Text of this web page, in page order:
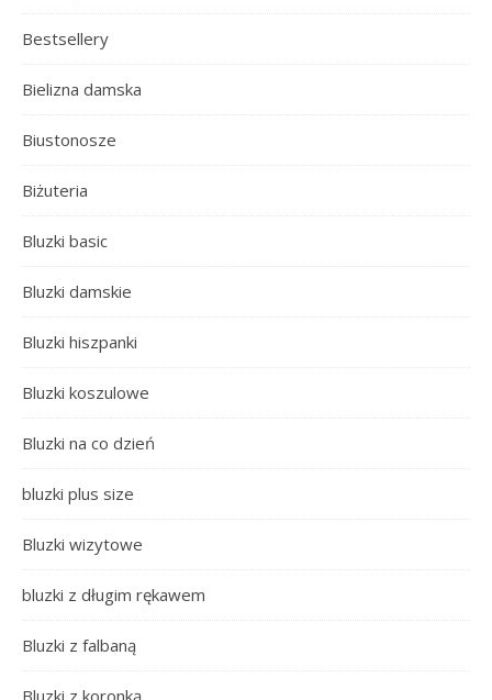
Bestsellery
Bielizna damska
Biustonosze
Biżuteria
Bluzki basic
Bluzki damskie
Bluzki hiszpanki
Bluzki koszulowe
Bluzki na co dzień
bluzki plus size
Bluzki wizytowe
bluzki z długim rękawem
Bluzki z falbaną
Bluzki z koronką